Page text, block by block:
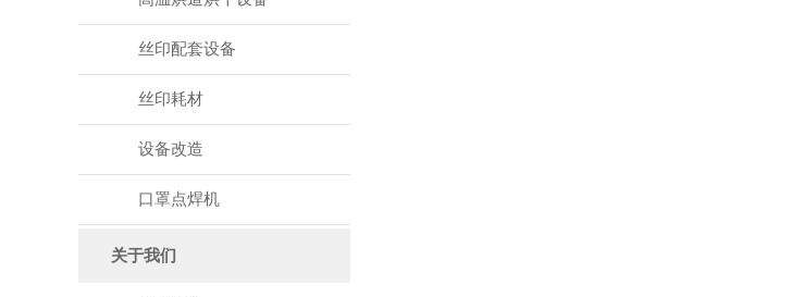
丝印配套设备
丝印耗材
设备改造
口罩点焊机
关于我们